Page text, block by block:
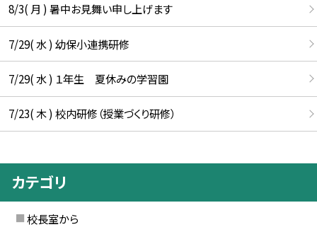
8/3( 月 ) 暑中お見舞い申し上げます
7/29( 水 ) 幼保小連携研修
7/29( 水 ) １年生 夏休みの学習園
7/23( 木 ) 校内研修（授業づくり研修）
カテゴリ
校長室から